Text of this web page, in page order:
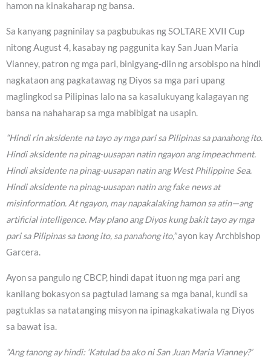
hamon na kinakaharap ng bansa.
Sa kanyang pagninilay sa pagbubukas ng SOLTARE XVII Cup
nitong August 4, kasabay ng paggunita kay San Juan Maria
Vianney, patron ng mga pari, binigyang-diin ng arsobispo na hindi
nagkataon ang pagkatawag ng Diyos sa mga pari upang
maglingkod sa Pilipinas lalo na sa kasalukuyang kalagayan ng
bansa na nahaharap sa mga mabibigat na usapin.
“Hindi rin aksidente na tayo ay mga pari sa Pilipinas sa panahong ito.
Hindi aksidente na pinag-uusapan natin ngayon ang impeachment.
Hindi aksidente na pinag-uusapan natin ang West Philippine Sea.
Hindi aksidente na pinag-uusapan natin ang fake news at
misinformation. At ngayon, may napakalaking hamon sa atin—ang
artificial intelligence. May plano ang Diyos kung bakit tayo ay mga
pari sa Pilipinas sa taong ito, sa panahong ito,”ayon kay Archbishop
Garcera.
Ayon sa pangulo ng CBCP, hindi dapat ituon ng mga pari ang
kanilang bokasyon sa pagtulad lamang sa mga banal, kundi sa
pagtuklas sa natatanging misyon na ipinagkakatiwala ng Diyos
sa bawat isa.
“Ang tanong ay hindi: ‘Katulad ba ako ni San Juan Maria Vianney?’